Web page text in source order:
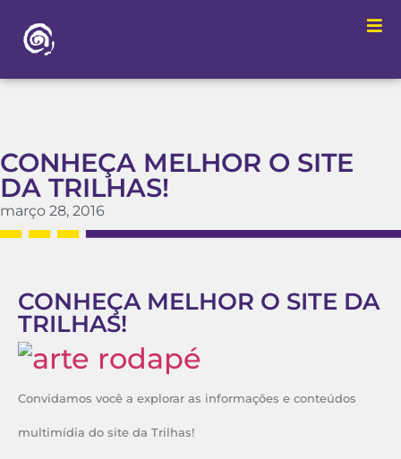
CONHEÇA MELHOR O SITE
DA TRILHAS!
março 28, 2016
CONHEÇA MELHOR O SITE DA
TRILHAS!
Convidamos você a explorar as informações e conteúdos
multimídia do site da Trilhas!